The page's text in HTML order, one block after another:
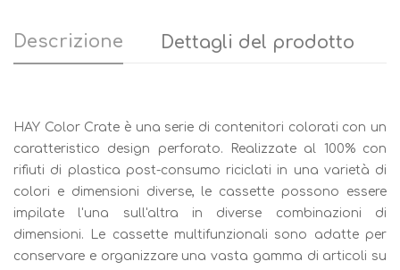
Descrizione Dettagli del prodotto
HAY Color Crate è una serie di contenitori colorati con un
caratteristico design perforato. Realizzate al 100% con
rifiuti di plastica post-consumo riciclati in una varietà di
colori e dimensioni diverse, le cassette possono essere
impilate l'una sull'altra in diverse combinazioni di
dimensioni. Le cassette multifunzionali sono adatte per
conservare e organizzare una vasta gamma di articoli su